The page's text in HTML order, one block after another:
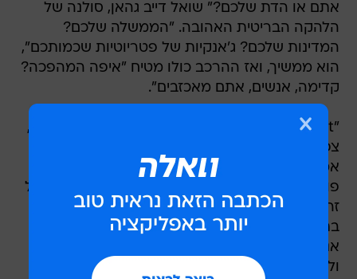
אתם או הדת שלכם?" שואל דייב גהאן, סולנה של
הלהקה הבריטית האהובה. "הממשלה שלכם?
המדינות שלכם? ג'אנקיות של פטריוטיות שכמותכם",
הוא ממשיך, ואז ההרכב כולו מטיח "איפה המהפכה?
קדימה, אנשים, אתם מאכזבים".
"Spirit", אלבום האולפן ה-14 במספר של דפש מוד,
אמר לאחרונה גהאן  "לא הייתי קורא לזה אלבום
פוליטי, כי אני לא מקשיב למוזיקה באופן פוליטי, אבל
זה בהחלט אלבום על האנושות ועל המקום שלנו
בתוך כל זה. אם אנחנו רוצים שדברים ישתנו, אם
אנחנו רוצים מהפכה, אנחנו צריכים לדבר על זה
ולהיות אכפתיים למה שקורה בעולם". יש לציין כי כל